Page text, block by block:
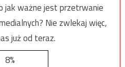
jak ważne jest przetrwanie
Nie zwlekaj więc,
już od teraz.
8%